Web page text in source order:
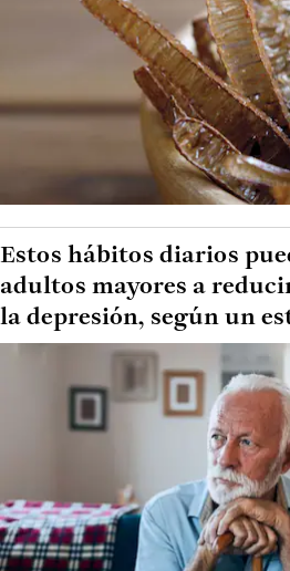
Estos hábitos diarios
adultos mayores a
la depresión, según un